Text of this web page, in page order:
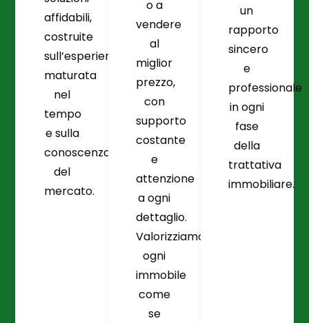
affidabili,
costruite
sull’esperienza
maturata
nel
tempo
e sulla
conoscenza
del
mercato.
o a
vendere
al
miglior
prezzo,
con
supporto
costante
e
attenzione
a ogni
dettaglio.
Valorizziamo
ogni
immobile
come
se
un
rapporto
sincero
e
professionale
in ogni
fase
della
trattativa
immobiliare.